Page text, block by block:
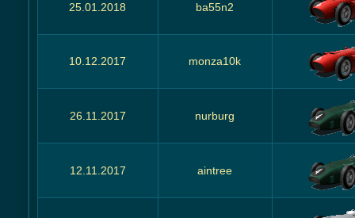
25.01.2018 ba55n2
10.12.2017 monza10k
26.11.2017 nurburg
12.11.2017 aintree